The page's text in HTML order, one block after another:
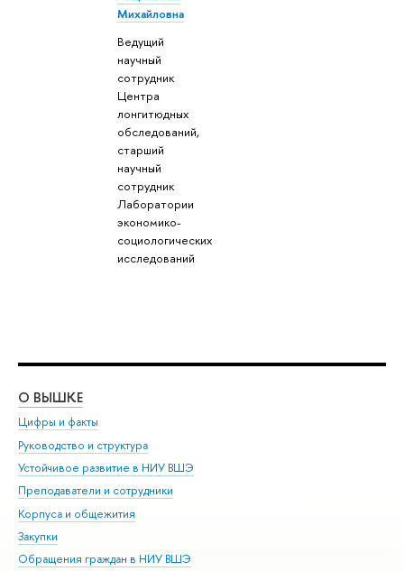
Михайловна
Ведущий
научный
сотрудник
Центра
лонгитюдных
обследований,
старший
научный
сотрудник
Лаборатории
экономико-
социологических
исследований
О ВЫШКЕ
Цифры и факты
Руководство и структура
Устойчивое развитие в НИУ ВШЭ
Преподаватели и сотрудники
Корпуса и общежития
Закупки
Обращения граждан в НИУ ВШЭ